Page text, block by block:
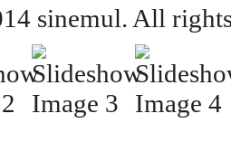
sinemul. All